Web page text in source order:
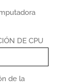
DE CPU
de la